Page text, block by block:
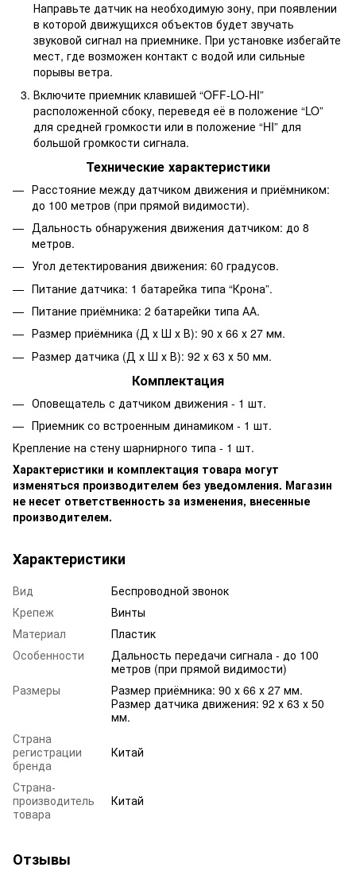
Направьте датчик на необходимую зону, при появлении
в которой движущихся объектов будет звучать
звуковой сигнал на приемнике. При установке избегайте
мест, где возможен контакт с водой или сильные
порывы ветра.
Включите приемник клавишей “OFF-LO-HI”
расположенной сбоку, переведя её в положение “LO”
для средней громкости или в положение “HI” для
большой громкости сигнала.
Технические характеристики
Расстояние между датчиком движения и приёмником:
до 100 метров (при прямой видимости).
Дальность обнаружения движения датчиком: до 8
метров.
Угол детектирования движения: 60 градусов.
Питание датчика: 1 батарейка типа “Крона”.
Питание приёмника: 2 батарейки типа АА.
Размер приёмника (Д х Ш х В): 90 х 66 х 27 мм.
Размер датчика (Д х Ш х В): 92 х 63 х 50 мм.
Комплектация
Оповещатель с датчиком движения - 1 шт.
Приемник со встроенным динамиком - 1 шт.
Крепление на стену шарнирного типа - 1 шт.
Характеристики и комплектация товара могут
изменяться производителем без уведомления. Магазин
не несет ответственность за изменения, внесенные
производителем.
Характеристики
Вид
Беспроводной звонок
Крепеж
Винты
Материал
Пластик
Особенности
Дальность передачи сигнала - до 100
метров (при прямой видимости)
Размеры
Размер приёмника: 90 х 66 х 27 мм.
Размер датчика движения: 92 х 63 х 50
мм.
Страна
регистрации
бренда
Китай
Страна-
производитель
товара
Китай
Отзывы